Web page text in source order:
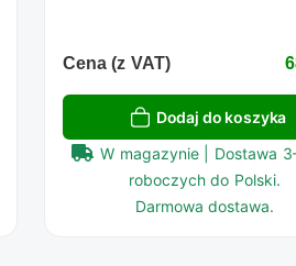
Cena (z VAT)
Dodaj do koszyka
W magazynie | Dostawa
roboczych do Polski.
Darmowa dostawa.